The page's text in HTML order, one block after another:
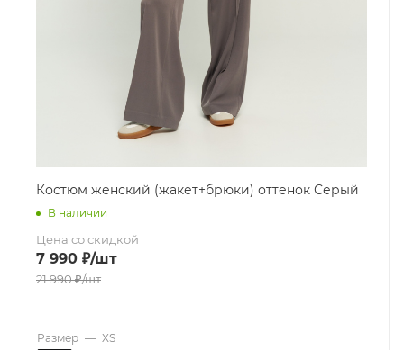
Костюм женский (жакет+брюки) оттенок Серый
В наличии
Цена со скидкой
7 990 ₽/шт
21 990₽/шт
Размер — XS